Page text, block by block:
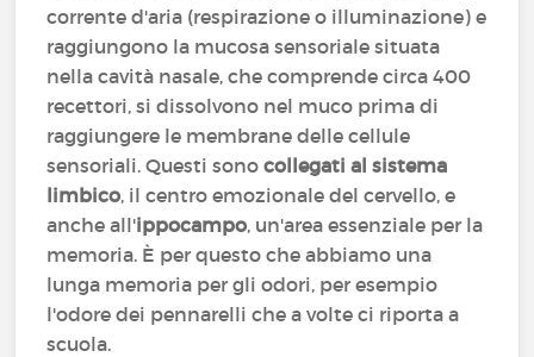
corrente d'aria (respirazione o illuminazione) e
raggiungono la mucosa sensoriale situata
nella cavità nasale, che comprende circa 400
recettori, si dissolvono nel muco prima di
raggiungere le membrane delle cellule
sensoriali. Questi sonocollegati al sistema
limbico, il centro emozionale del cervello, e
anche all'ippocampo, un'area essenziale per la
memoria. È per questo che abbiamo una
lunga memoria per gli odori, per esempio
l'odore dei pennarelli che a volte ci riporta a
scuola.